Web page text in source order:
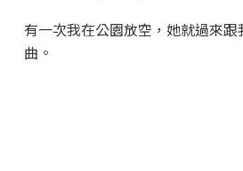
有一次我在公園放空，她就過來
曲。